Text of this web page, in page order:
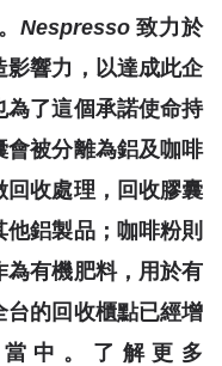
Nespresso致力於
影響力，以達成此企
為了這個承諾使命持
會被分離為鋁及咖啡
回收處理，回收膠囊
鋁製品；咖啡粉則
為有機肥料，用於有
台的回收櫃點已經增
中。了解更多